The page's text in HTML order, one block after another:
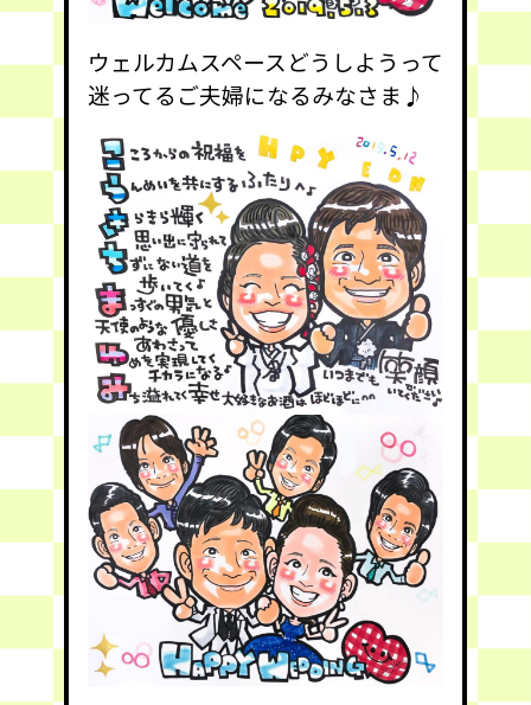
ウェルカムスペースどうしようって
迷ってるご夫婦になるみなさま♪